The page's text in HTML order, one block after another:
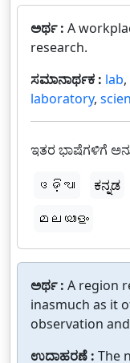
ಅರ್ಥ : A
research.
ಸಮಾನಾರ್ಥಕ : lab,
laboratory,
ಇತರ ಭಾಷೆಗಳಿಗೆ
ଓଡ଼ିଆ
ಕನ್ನಡ
മലയാളം
ಅರ್ಥ : A region
inasmuch as it
observation
ಉದಾಹರಣೆ : The